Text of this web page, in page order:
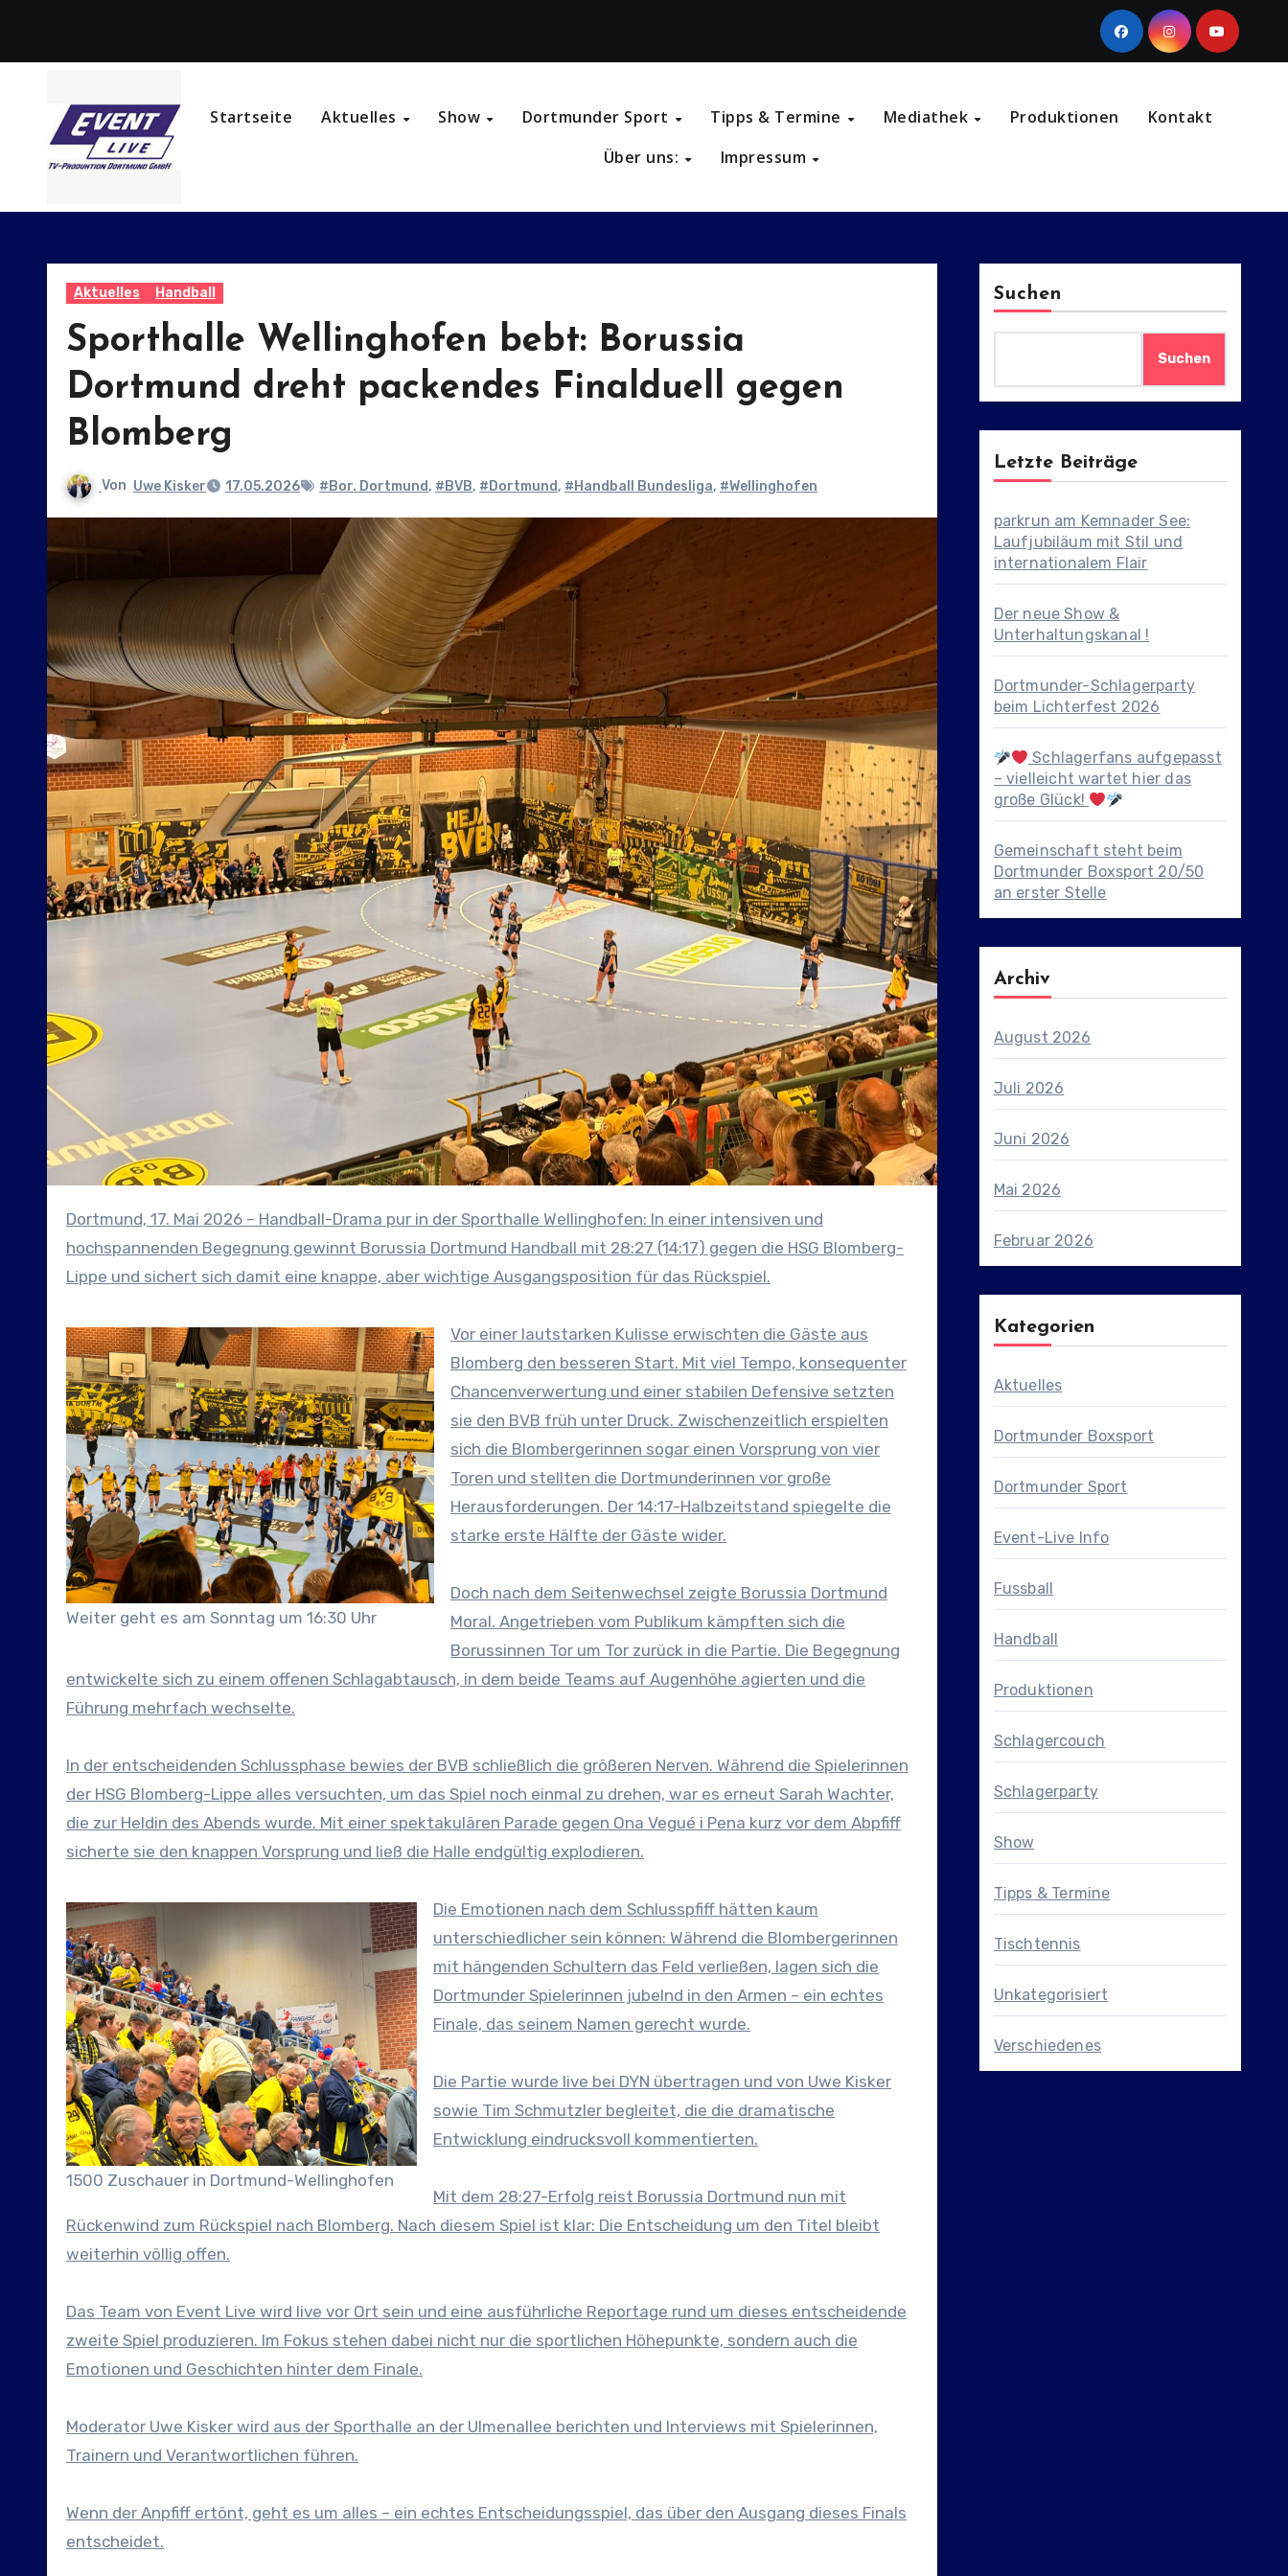
springen
Startseite Aktuelles Show Dortmunder Sport Tipps & Termine Mediathek Produktionen
Kontakt
Über uns:
Impressum
Aktuelles Handball
Sporthalle Wellinghofen bebt: Borussia
Dortmund dreht packendes Finalduell gegen
Blomberg
Von Uwe Kisker 17.05.2026 #Bor. Dortmund, #BVB, #Dortmund, #Handball Bundesliga, #Wellinghofen
Dortmund, 17. Mai 2026 – Handball-Drama pur in der Sporthalle Wellinghofen: In einer intensiven und
hochspannenden Begegnung gewinnt Borussia Dortmund Handball mit 28:27 (14:17) gegen die HSG Blomberg-
Lippe und sichert sich damit eine knappe, aber wichtige Ausgangsposition für das Rückspiel.
Weiter geht es am Sonntag um 16:30 Uhr
Vor einer lautstarken Kulisse erwischten die Gäste aus
Blomberg den besseren Start. Mit viel Tempo, konsequenter
Chancenverwertung und einer stabilen Defensive setzten
sie den BVB früh unter Druck. Zwischenzeitlich erspielten
sich die Blombergerinnen sogar einen Vorsprung von vier
Toren und stellten die Dortmunderinnen vor große
Herausforderungen. Der 14:17-Halbzeitstand spiegelte die
starke erste Hälfte der Gäste wider.
Doch nach dem Seitenwechsel zeigte Borussia Dortmund
Moral. Angetrieben vom Publikum kämpften sich die
Borussinnen Tor um Tor zurück in die Partie. Die Begegnung
entwickelte sich zu einem offenen Schlagabtausch, in dem beide Teams auf Augenhöhe agierten und die
Führung mehrfach wechselte.
In der entscheidenden Schlussphase bewies der BVB schließlich die größeren Nerven. Während die Spielerinnen
der HSG Blomberg-Lippe alles versuchten, um das Spiel noch einmal zu drehen, war es erneut Sarah Wachter,
die zur Heldin des Abends wurde. Mit einer spektakulären Parade gegen Ona Vegué i Pena kurz vor dem Abpfiff
sicherte sie den knappen Vorsprung und ließ die Halle endgültig explodieren.
1500 Zuschauer in Dortmund-Wellinghofen
Die Emotionen nach dem Schlusspfiff hätten kaum
unterschiedlicher sein können: Während die Blombergerinnen
mit hängenden Schultern das Feld verließen, lagen sich die
Dortmunder Spielerinnen jubelnd in den Armen – ein echtes
Finale, das seinem Namen gerecht wurde.
Die Partie wurde live bei DYN übertragen und von Uwe Kisker
sowie Tim Schmutzler begleitet, die die dramatische
Entwicklung eindrucksvoll kommentierten.
Mit dem 28:27-Erfolg reist Borussia Dortmund nun mit
Rückenwind zum Rückspiel nach Blomberg. Nach diesem Spiel ist klar: Die Entscheidung um den Titel bleibt
weiterhin völlig offen.
Das Team von Event Live wird live vor Ort sein und eine ausführliche Reportage rund um dieses entscheidende
zweite Spiel produzieren. Im Fokus stehen dabei nicht nur die sportlichen Höhepunkte, sondern auch die
Emotionen und Geschichten hinter dem Finale.
Moderator Uwe Kisker wird aus der Sporthalle an der Ulmenallee berichten und Interviews mit Spielerinnen,
Trainern und Verantwortlichen führen.
Wenn der Anpfiff ertönt, geht es um alles – ein echtes Entscheidungsspiel, das über den Ausgang dieses Finals
entscheidet.
Suchen
Suchen
Letzte Beiträge
parkrun am Kemnader See:
Laufjubiläum mit Stil und
internationalem Flair
Der neue Show &
Unterhaltungskanal !
Dortmunder-Schlagerparty
beim Lichterfest 2026
Schlagerfans aufgepasst
– vielleicht wartet hier das
große Glück!
Gemeinschaft steht beim
Dortmunder Boxsport 20/50
an erster Stelle
Archiv
August 2026
Juli 2026
Juni 2026
Mai 2026
Februar 2026
Kategorien
Aktuelles
Dortmunder Boxsport
Dortmunder Sport
Event-Live Info
Fussball
Handball
Produktionen
Schlagercouch
Schlagerparty
Show
Tipps & Termine
Tischtennis
Unkategorisiert
Verschiedenes